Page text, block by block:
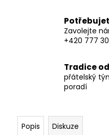
Zavolejte
+420 777
Tradice
přátelský
poradí
Popis Diskuze